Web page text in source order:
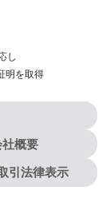
し
明を取得
概要
引法律表示